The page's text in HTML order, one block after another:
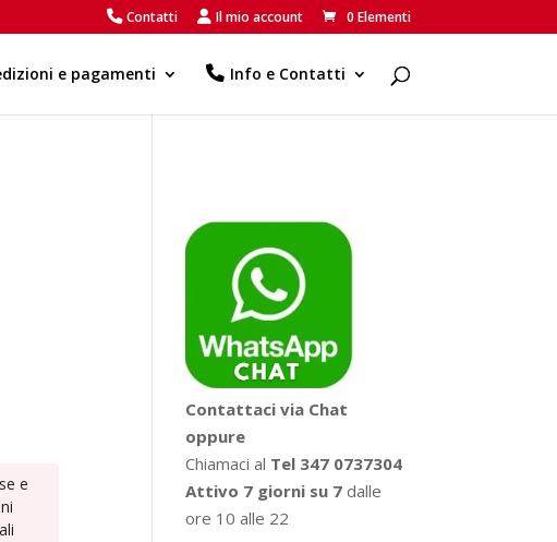
Contatti Il mio account 0 Elementi
e pagamenti Info e Contatti
e
Contattaci via Chat
oppure
Chiamaci al Tel 347 0737304
Attivo 7 giorni su 7 dalle
ore 10 alle 22